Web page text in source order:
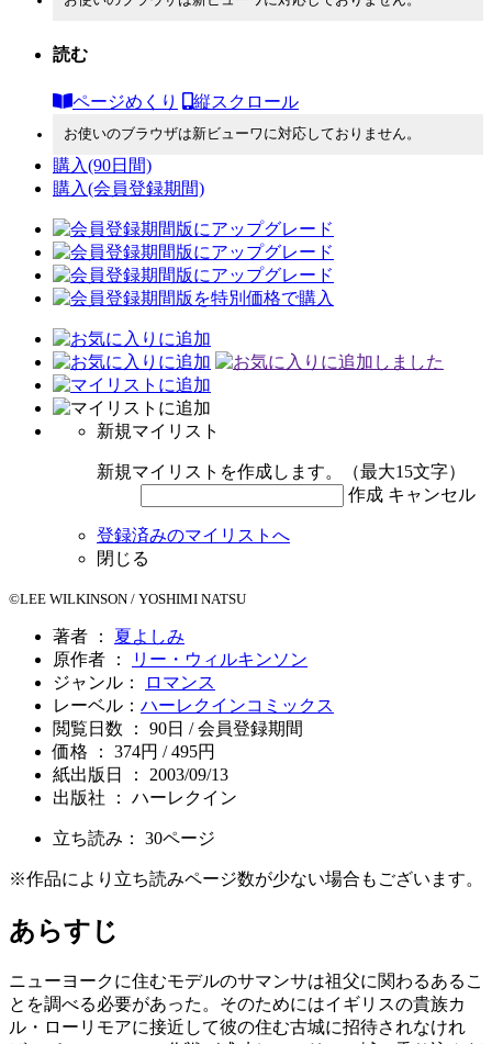
読む
ページめくり 縦スクロール
お使いのブラウザは新ビューワに対応しておりません。
購入(90日間)
購入(会員登録期間)
新規マイリスト
新規マイリストを作成します。（最大15文字）
作成 キャンセル
登録済みのマイリストへ
閉じる
©LEE WILKINSON / YOSHIMI NATSU
著者 ： 夏よしみ
原作者 ：
リー・ウィルキンソン
ジャンル：
ロマンス
レーベル： ハーレクインコミックス
閲覧日数 ： 90日 / 会員登録期間
価格 ： 374円 / 495円
紙出版日 ： 2003/09/13
出版社 ： ハーレクイン
立ち読み： 30ページ
※作品により立ち読みページ数が少ない場合もございます。
あらすじ
ニューヨークに住むモデルのサマンサは祖父に関わるあるこ
とを調べる必要があった。そのためにはイギリスの貴族カ
ル・ローリモアに接近して彼の住む古城に招待されなけれ